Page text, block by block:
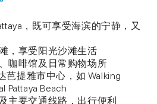
，既可享受海滨的宁静，又
，享受阳光沙滩生活
咖啡馆及日常购物场所
芭提雅市中心，如 Walking
Pattaya Beach
主要交通线路，出行便利